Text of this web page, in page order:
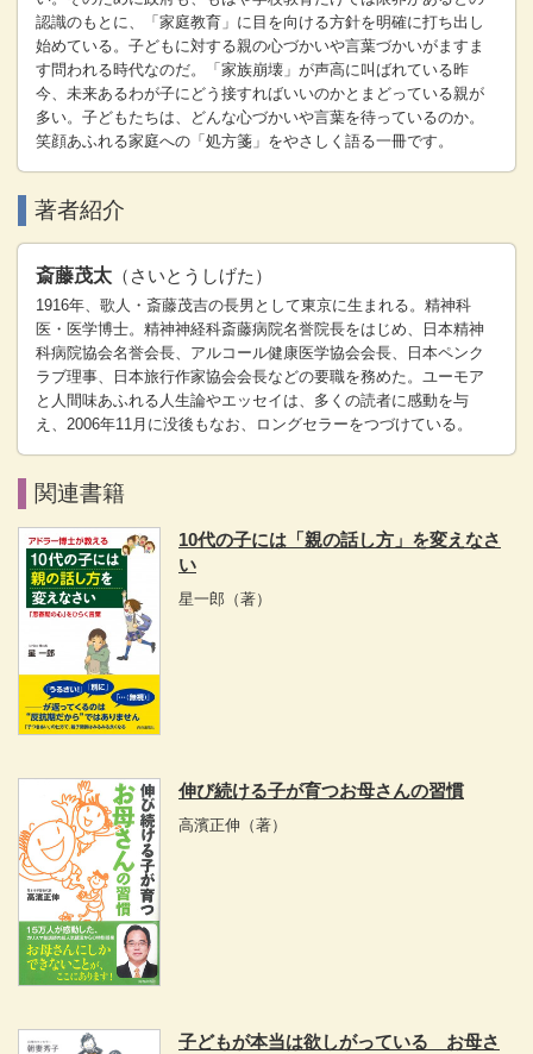
認識のもとに、「家庭教育」に目を向ける方針を明確に打ち出し
始めている。子どもに対する親の心づかいや言葉づかいがますま
す問われる時代なのだ。「家族崩壊」が声高に叫ばれている昨
今、未来あるわが子にどう接すればいいのかとまどっている親が
多い。子どもたちは、どんな心づかいや言葉を待っているのか。
笑顔あふれる家庭への「処方箋」をやさしく語る一冊です。
著者紹介
斎藤茂太 （さいとうしげた）
1916年、歌人・斎藤茂吉の長男として東京に生まれる。精神科
医・医学博士。精神神経科斎藤病院名誉院長をはじめ、日本精神
科病院協会名誉会長、アルコール健康医学協会会長、日本ペンク
ラブ理事、日本旅行作家協会会長などの要職を務めた。ユーモア
と人間味あふれる人生論やエッセイは、多くの読者に感動を与
え、2006年11月に没後もなお、ロングセラーをつづけている。
関連書籍
10代の子には「親の話し方」を変えなさ
い
星一郎 （著）
伸び続ける子が育つお母さんの習慣
高濱正伸 （著）
子どもが本当は欲しがっている お母さ